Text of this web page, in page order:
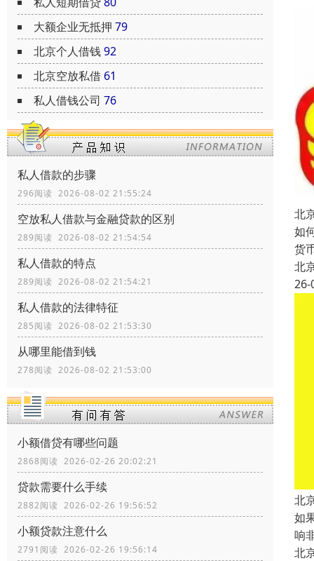
大额企业无抵押 79
北京个人借钱92
北京空放私借 61
私人借钱公司 76
私人借款的步骤
296阅读 2026-08-02 21:55:24
空放私人借款与金融贷款的区别
289阅读 2026-08-02 21:54:54
私人借款的特点
289阅读 2026-08-02 21:54:21
私人借款的法律特征
285阅读 2026-08-02 21:53:30
从哪里能借到钱
278阅读 2026-08-02 21:53:00
小额借贷有哪些问题
2868阅读 2026-02-26 20:02:21
贷款需要什么手续
2882阅读 2026-02-26 19:56:52
小额贷款注意什么
2791阅读 2026-02-26 19:56:14
北
如
货
北
26-
北
如
响
北